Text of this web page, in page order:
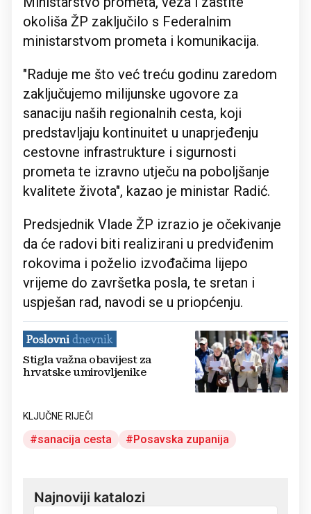
okoliša ŽP zaključilo s Federalnim
ministarstvom prometa i komunikacija.
"Raduje me što već treću godinu zaredom
zaključujemo milijunske ugovore za
sanaciju naših regionalnih cesta, koji
predstavljaju kontinuitet u unaprjeđenju
cestovne infrastrukture i sigurnosti
prometa te izravno utječu na poboljšanje
kvalitete života", kazao je ministar Radić.
Predsjednik Vlade ŽP izrazio je očekivanje
da će radovi biti realizirani u predviđenim
rokovima i poželio izvođačima lijepo
vrijeme do završetka posla, te sretan i
uspješan rad, navodi se u priopćenju.
Stigla važna obavijest za
hrvatske umirovljenike
KLJUČNE RIJEČI
sanacija cesta Posavska zupanija